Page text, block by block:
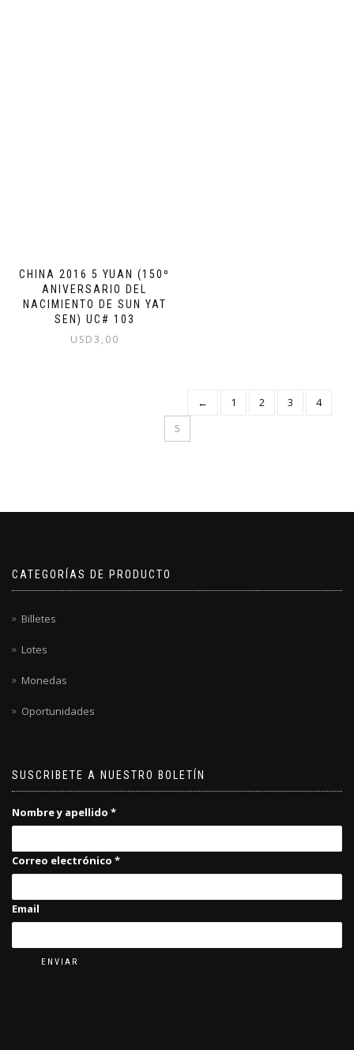
CHINA 2016 5 YUAN (150º
ANIVERSARIO DEL
NACIMIENTO DE SUN YAT
SEN) UC# 103
USD3,00
← 1 2 3
4
5
CATEGORÍAS DE PRODUCTO
Billetes
Lotes
Monedas
Oportunidades
SUSCRIBETE A NUESTRO BOLETÍN
Nombre y apellido *
Correo electrónico *
Email
ENVIAR